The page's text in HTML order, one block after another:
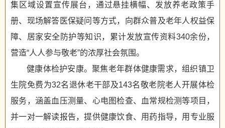
集区域设置宣传展台，通过悬挂横幅、发放养老政策手
册、现场解答医保疑问等方式，向群众普及老年人权益保
障、居家安全防护等知识，累计发放宣传资料340余份，
营造“人人参与敬老”的浓厚社会氛围。
健康体检护安康。聚焦老年群体健康需求，组织镇卫
生院免费为32名退休老干部及143名敬老院老人开展体检
服务，涵盖血压测量、心电图检查、血常规检测等项目，
并一对一解读报告，提供健康饮食、用药指导，用专业服